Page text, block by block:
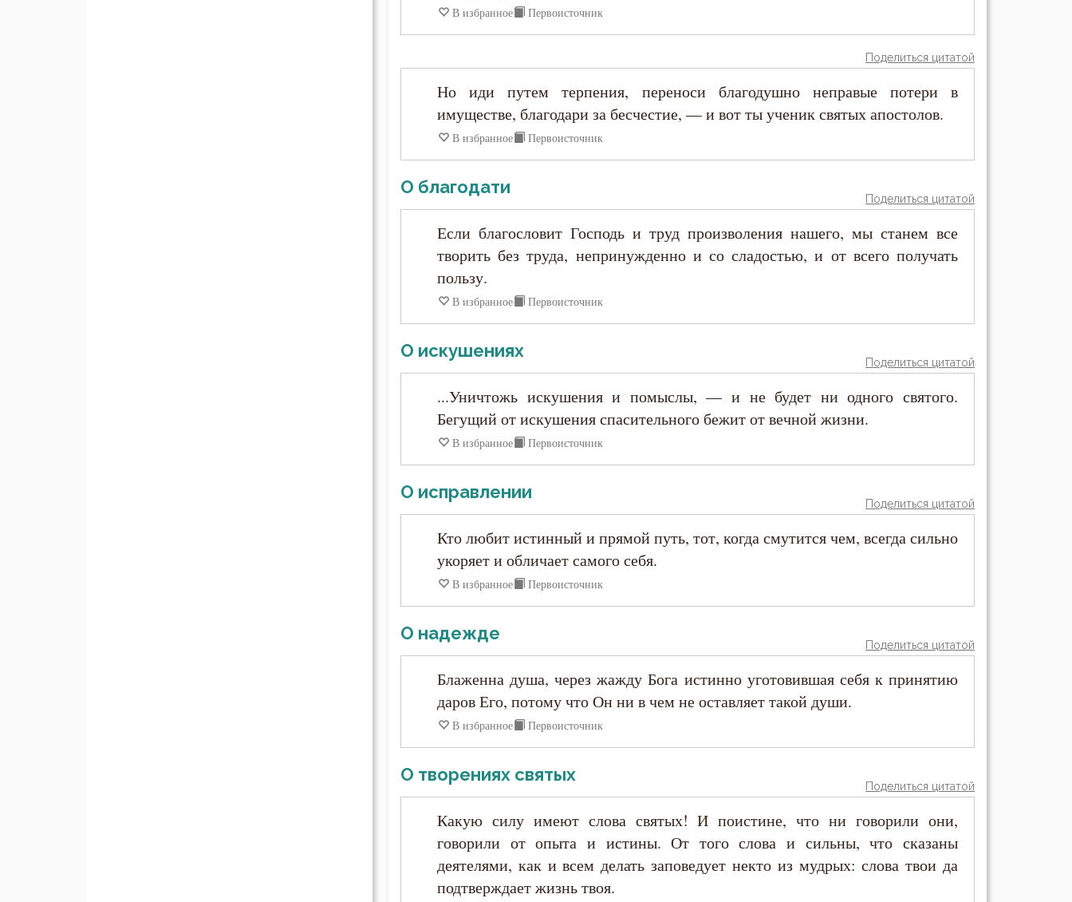
Иоанн (Максимович)
Иоанн Дамаскин
Иоанн Карпафский
Иоанн Кассиан Римлянин
Иоанн Кронштадтский
Иоанн Мосх
Иосиф Оптинский (Литовкин)
Ириней Лионский
Исаак Сирин Ниневийский
Исихий Иерусалимский
Иустин (Попович)
Иустин Философ
Каллист Ангеликуд
Киприан Карфагенский
Кирилл Александрийский
В избранное Первоисточник
Поделиться цитатой
Но иди путем терпения, переноси благодушно неправые потери в
имуществе, благодари за бесчестие, — и вот ты ученик святых апостолов.
В избранное Первоисточник
О благодати
Поделиться цитатой
Если благословит Господь и труд произволения нашего, мы станем все
творить без труда, непринужденно и со сладостью, и от всего получать
пользу.
В избранное Первоисточник
О искушениях
Поделиться цитатой
...Уничтожь искушения и помыслы, — и не будет ни одного святого.
Бегущий от искушения спасительного бежит от вечной жизни.
В избранное Первоисточник
О исправлении
Поделиться цитатой
Кто любит истинный и прямой путь, тот, когда смутится чем, всегда сильно
укоряет и обличает самого себя.
В избранное Первоисточник
О надежде
Поделиться цитатой
Блаженна душа, через жажду Бога истинно уготовившая себя к принятию
даров Его, потому что Он ни в чем не оставляет такой души.
В избранное Первоисточник
О творениях святых
Поделиться цитатой
Какую силу имеют слова святых! И поистине, что ни говорили они,
говорили от опыта и истины. От того слова и сильны, что сказаны
деятелями, как и всем делать заповедует некто из мудрых: слова твои да
подтверждает жизнь твоя.